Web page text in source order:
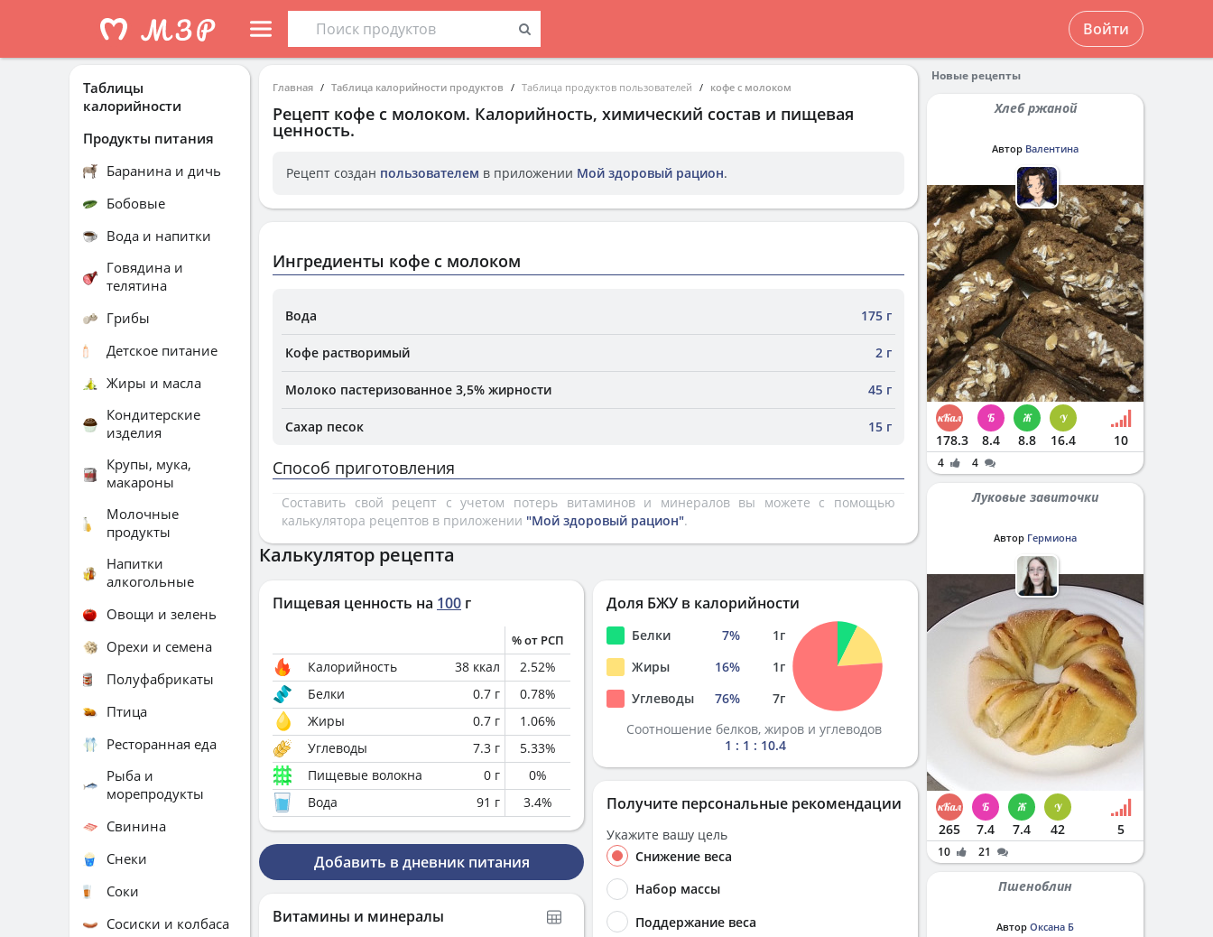
Войти
Главная Таблица калорийности продуктов Таблица продуктов пользователей кофе с молоком
Рецепт кофе с молоком. Калорийность, химический состав и пищевая
ценность.
Рецепт создан пользователем в приложении Мой здоровый рацион.
Ингредиенты кофе с молоком
Вода 175 г
Кофе растворимый 2 г
Молоко пастеризованное 3,5% жирности 45 г
Сахар песок 15 г
Способ приготовления
Составить свой рецепт с учетом потерь витаминов и минералов вы можете с помощью
калькулятора рецептов в приложении "Мой здоровый рацион".
Калькулятор рецепта
Пищевая ценность на 100 г
% от РСП
Калорийность 38 ккал 2.52%
Белки
0.7 г 0.78%
Жиры
0.7 г 1.06%
Углеводы
7.3 г 5.33%
Пищевые волокна
0 г 0%
Вода
91 г 3.4%
Добавить в дневник питания
Витамины и минералы
Доля БЖУ в калорийности
Белки 7% 1г
Жиры
16% 1г
Углеводы
76% 7г
Соотношение белков, жиров и углеводов
1 : 1 : 10.4
Получите персональные рекомендации
Укажите вашу цель
Снижение веса
Набор массы
Поддержание веса
Таблицы
калорийности
Продукты питания
Баранина и дичь
Бобовые
Вода и напитки
Говядина и
телятина
Грибы
Детское питание
Жиры и масла
Кондитерские
изделия
Крупы, мука,
макароны
Молочные
продукты
Напитки
алкогольные
Овощи и зелень
Орехи и семена
Полуфабрикаты
Птица
Ресторанная еда
Рыба и
морепродукты
Свинина
Снеки
Соки
Сосиски и колбаса
Новые рецепты
Хлеб ржаной
Автор Валентина
178.3 8.4 8.8 16.4 10
4 4
Луковые завиточки
Автор Гермиона
265 7.4 7.4 42 5
10 21
Пшеноблин
Автор Оксана Б